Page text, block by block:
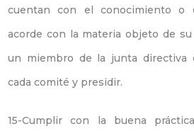
cuentan con el conocimiento o
acorde con la materia objeto de
un miembro de la junta directiva
cada comité y presidir.
15-Cumplir con la buena